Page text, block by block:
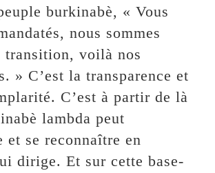
burkinabè, « Vous
nous sommes
transition, voilà nos
» C’est la transparence et
C’est à partir de là
lambda peut
et se reconnaître en
dirige. Et sur cette base-